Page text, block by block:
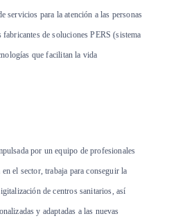
servicios para la atención a las personas
de soluciones PERS (sistema
que facilitan la vida
por un equipo de profesionales
el sector, trabaja para conseguir la
de centros sanitarios, así
y adaptadas a las nuevas